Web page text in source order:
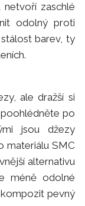
zaschlé
odolný proti
barev, ty
ale dražší si
po
jsou džezy
materiálu SMC
alternativu
méně odolné
pevný